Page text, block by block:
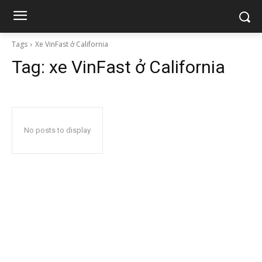
Tags Xe VinFast ở California
Tag: xe VinFast ở California
No posts to display